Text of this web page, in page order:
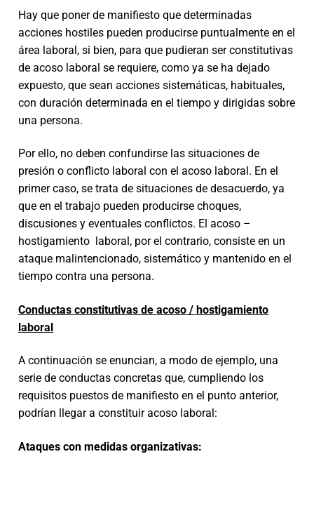
Hay que poner de manifiesto que determinadas
acciones hostiles pueden producirse puntualmente en el
área laboral, si bien, para que pudieran ser constitutivas
de acoso laboral se requiere, como ya se ha dejado
expuesto, que sean acciones sistemáticas, habituales,
con duración determinada en el tiempo y dirigidas sobre
una persona.
Por ello, no deben confundirse las situaciones de
presión o conflicto laboral con el acoso laboral. En el
primer caso, se trata de situaciones de desacuerdo, ya
que en el trabajo pueden producirse choques,
discusiones y eventuales conflictos. El acoso –
hostigamiento laboral, por el contrario, consiste en un
ataque malintencionado, sistemático y mantenido en el
tiempo contra una persona.
Conductas constitutivas de acoso / hostigamiento
laboral
A continuación se enuncian, a modo de ejemplo, una
serie de conductas concretas que, cumpliendo los
requisitos puestos de manifiesto en el punto anterior,
podrían llegar a constituir acoso laboral:
Ataques con medidas organizativas: